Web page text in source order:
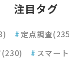
注目タグ
# 定点調査
(230) # スマー